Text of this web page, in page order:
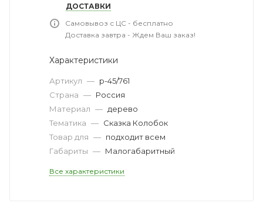
ДОСТАВКИ
Самовывоз с ЦС - бесплатно
Доставка завтра - Ждем Ваш заказ!
Характеристики
Артикул — р-45/761
Страна — Россия
Материал — дерево
Тематика — Сказка Колобок
Товар для — подходит всем
Габариты — Малогабаритный
Все характеристики